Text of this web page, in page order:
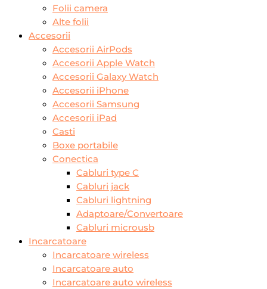
Folii camera
Alte folii
Accesorii
Accesorii AirPods
Accesorii Apple Watch
Accesorii Galaxy Watch
Accesorii iPhone
Accesorii Samsung
Accesorii iPad
Casti
Boxe portabile
Conectica
Cabluri type C
Cabluri jack
Cabluri lightning
Adaptoare/Convertoare
Cabluri microusb
Incarcatoare
Incarcatoare wireless
Incarcatoare auto
Incarcatoare auto wireless